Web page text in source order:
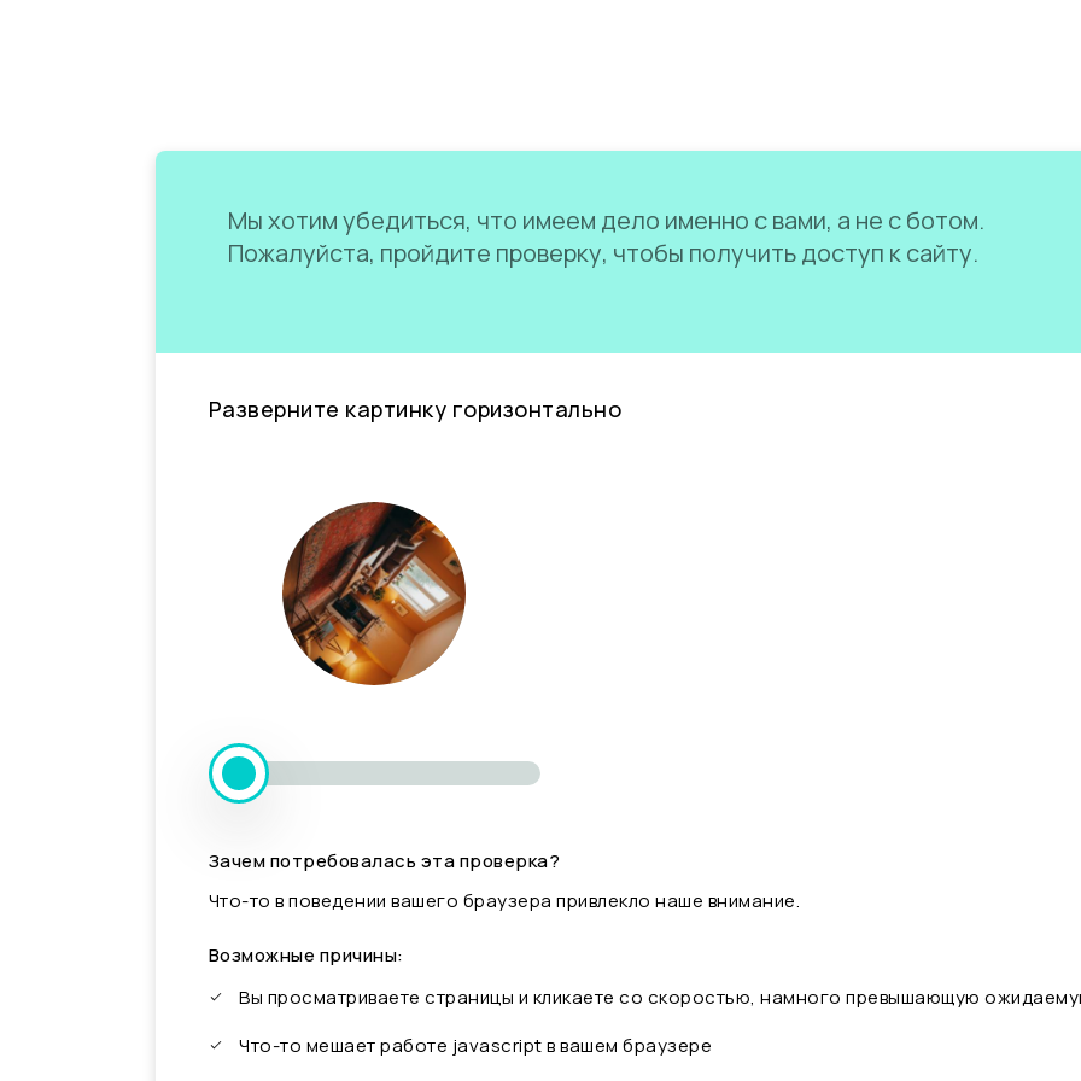
Мы хотим убедиться, что имеем дело именно с вами, а не с ботом.
Пожалуйста, пройдите проверку, чтобы получить доступ к сайту.
Разверните картинку горизонтально
Зачем потребовалась эта проверка?
Что-то в поведении вашего браузера привлекло наше внимание.
Возможные причины:
Вы просматриваете страницы и кликаете со скоростью, намного превышающую
Что-то мешает работе javascript в вашем браузере